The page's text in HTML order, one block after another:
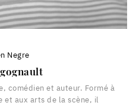
Negre
comédien et auteur. Formé à
et aux arts de la scène, il